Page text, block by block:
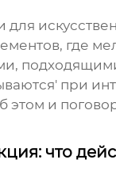
где
при
этом и
что